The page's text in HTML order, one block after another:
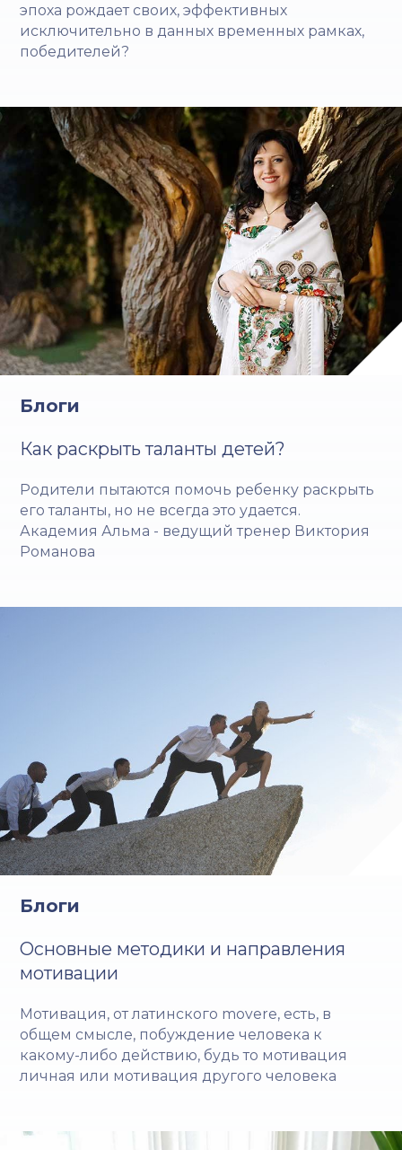
эпоха рождает своих, эффективных
исключительно в данных временных рамках,
победителей?
Блоги
Как раскрыть таланты детей?
Родители пытаются помочь ребенку раскрыть
его таланты, но не всегда это удается.
Академия Альма - ведущий тренер Виктория
Романова
Блоги
Основные методики и направления
мотивации
Мотивация, от латинского movere, есть, в
общем смысле, побуждение человека к
какому-либо действию, будь то мотивация
личная или мотивация другого человека